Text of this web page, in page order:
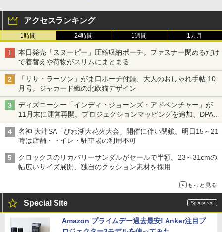
アクセスランキング
1時間 24時間 1週間 1カ月
本日発売「スヌーピー」圧縮収納ポーチ。ファスナー閉めるだけ
で着替えや荷物がスリムにまとまる
「リサ・ラーソン」がま口ポーチ付録、大人のおしゃれ手帖 10
月号。ジャカード織の北欧猫デザイン
ディズニーシー「インディ・ジョーンズ・アドベンチャー」が
11月末に運営再開。プロジェクションマッピングを追加、DPA
は1500円
名神 大津SA「びわ湖大花火大会」開催に伴い閉鎖。明日15～21
時は店舗・トイレ・駐車場の利用不可
クロックスのリカバリーサンダルがセールで半額。23～31cmの
幅広いサイズ展開、独自のクッション素材を採用
もっと見る
Special Site
Amazon プライムデー過去最安! Anker注目プ